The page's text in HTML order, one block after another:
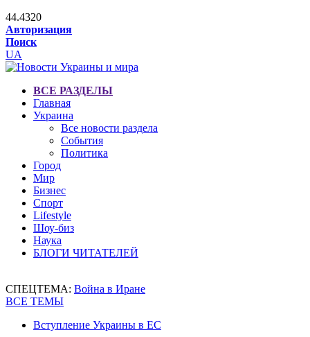
44.4320
Авторизация
Поиск
UA
ВСЕ РАЗДЕЛЫ
Главная
Украина
Все новости раздела
События
Политика
Город
Мир
Бизнес
Спорт
Lifestyle
Шоу-биз
Наука
БЛОГИ ЧИТАТЕЛЕЙ
СПЕЦТЕМА: Война в Иране
ВСЕ ТЕМЫ
Вступление Украины в ЕС